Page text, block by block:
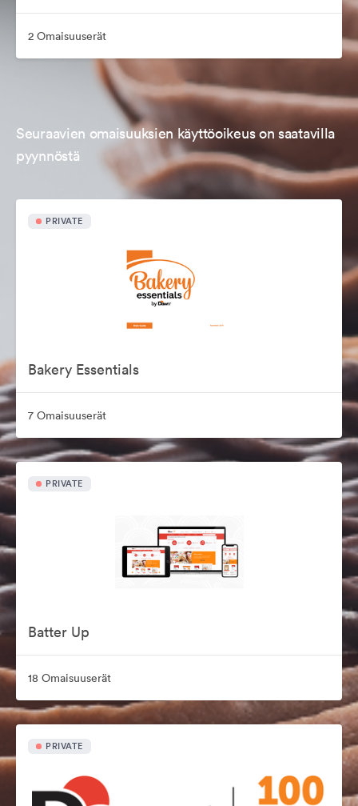
2 Omaisuuserät
Seuraavien omaisuuksien käyttöoikeus on saatavilla
pyynnöstä
PRIVATE
Bakery Essentials
7 Omaisuuserät
PRIVATE
Batter Up
18 Omaisuuserät
PRIVATE